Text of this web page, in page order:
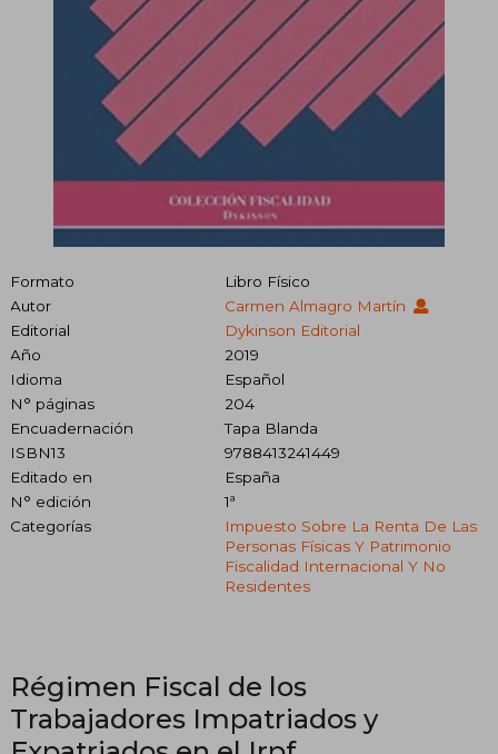
Formato
Libro Físico
Autor
Carmen Almagro Martín
Editorial
Dykinson Editorial
Año
2019
Idioma
Español
N° páginas
204
Encuadernación
Tapa Blanda
ISBN13
9788413241449
Editado en
España
N° edición
1ª
Categorías
Impuesto Sobre La Renta De Las
Personas Físicas Y Patrimonio
Fiscalidad Internacional Y No
Residentes
Régimen Fiscal de los
Trabajadores Impatriados y